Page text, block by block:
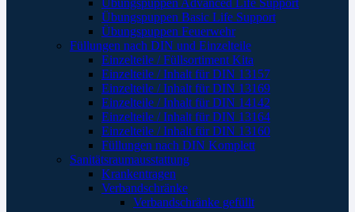
Übungspuppen Advanced Life Support
Übungspuppen Basic Life Support
Übungspuppen Feuerwehr
Füllungen nach DIN und Einzelteile
Einzelteile / Füllsortiment Kita
Einzelteile / Inhalt für DIN 13157
Einzelteile / Inhalt für DIN 13169
Einzelteile / Inhalt für DIN 14142
Einzelteile / Inhalt für DIN 13164
Einzelteile / Inhalt für DIN 13160
Füllungen nach DIN Komplett
Sanitätsraumausstattung
Krankentragen
Verbandschränke
Verbandschränke gefüllt